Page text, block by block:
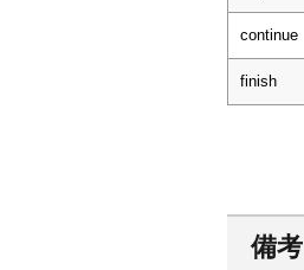
continue
finish
備考